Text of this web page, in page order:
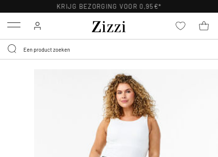
KRIJG BEZORGING VOOR 0,95€*
Menu